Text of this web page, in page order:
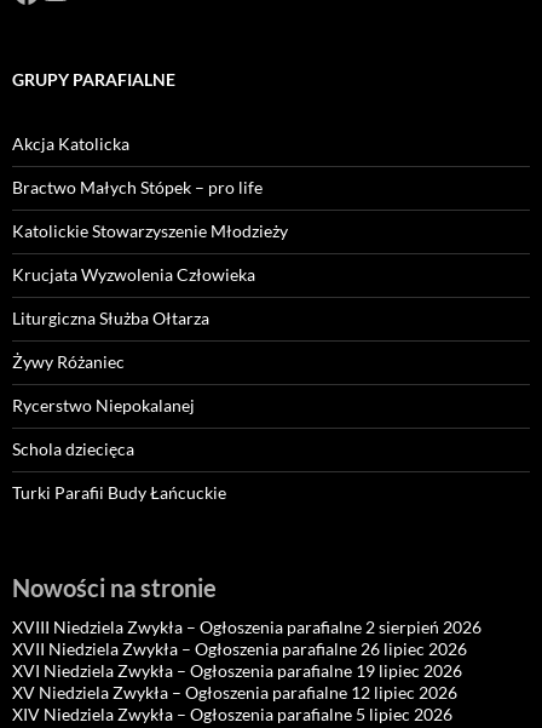
GRUPY PARAFIALNE
Akcja Katolicka
Bractwo Małych Stópek – pro life
Katolickie Stowarzyszenie Młodzieży
Krucjata Wyzwolenia Człowieka
Liturgiczna Służba Ołtarza
Żywy Różaniec
Rycerstwo Niepokalanej
Schola dziecięca
Turki Parafii Budy Łańcuckie
Nowości na stronie
XVIII Niedziela Zwykła – Ogłoszenia parafialne 2 sierpień 2026
XVII Niedziela Zwykła – Ogłoszenia parafialne 26 lipiec 2026
XVI Niedziela Zwykła – Ogłoszenia parafialne 19 lipiec 2026
XV Niedziela Zwykła – Ogłoszenia parafialne 12 lipiec 2026
XIV Niedziela Zwykła – Ogłoszenia parafialne 5 lipiec 2026